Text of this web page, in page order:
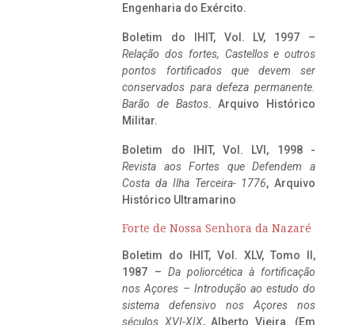
Engenharia do Exército.
Boletim do IHIT, Vol. LV, 1997 –
Relação dos fortes, Castellos e outros
pontos fortificados que devem ser
conservados para defeza permanente.
Barão de Bastos. Arquivo Histórico
Militar.
Boletim do IHIT, Vol. LVI, 1998 -
Revista aos Fortes que Defendem a
Costa da Ilha Terceira- 1776, Arquivo
Histórico Ultramarino
Forte de Nossa Senhora da Nazaré
Boletim do IHIT, Vol. XLV, Tomo II,
1987 – Da poliorcética à fortificação
nos Açores – Introdução ao estudo do
sistema defensivo nos Açores nos
séculos XVI-XIX, Alberto Vieira. (Em